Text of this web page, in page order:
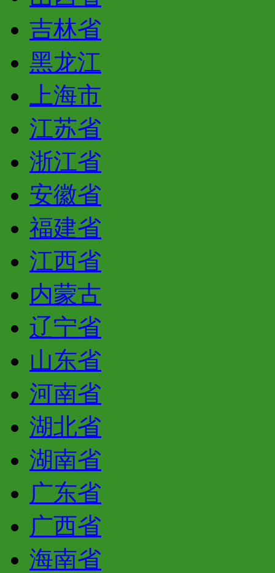
吉林省
黑龙江
上海市
江苏省
浙江省
安徽省
福建省
江西省
内蒙古
辽宁省
山东省
河南省
湖北省
湖南省
广东省
广西省
海南省